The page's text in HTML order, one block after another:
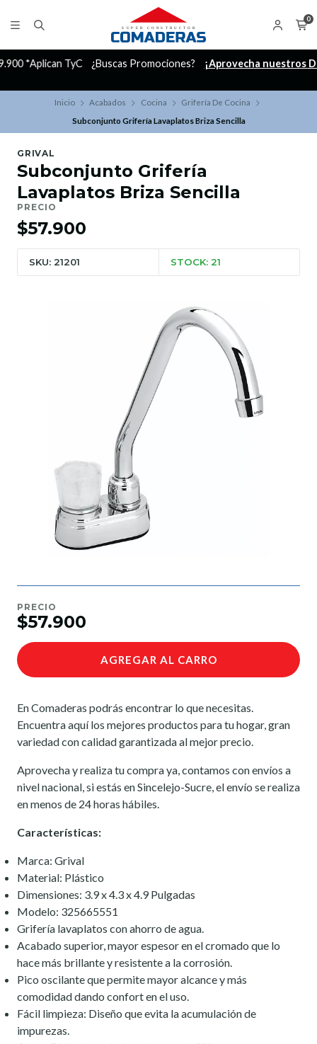
0
¿Buscas Promociones? ¡Aprovecha nuestros Descuentazos!
Inicio Acabados Cocina
Grifería De Cocina
Subconjunto Grifería Lavaplatos Briza Sencilla
GRIVAL
Subconjunto Grifería
Lavaplatos Briza Sencilla
PRECIO
$57.900
SKU: 21201 STOCK: 21
PRECIO
$57.900
AGREGAR AL CARRO
En Comaderas podrás encontrar lo que necesitas.
Encuentra aquí los mejores productos para tu hogar, gran
variedad con calidad garantizada al mejor precio.
Aprovecha y realiza tu compra ya, contamos con envíos a
nivel nacional, si estás en Sincelejo-Sucre, el envío se realiza
en menos de 24 horas hábiles.
Características:
Marca: Grival
Material: Plástico
Dimensiones: 3.9 x 4.3 x 4.9 Pulgadas
Modelo: 325665551
Grifería lavaplatos con ahorro de agua.
Acabado superior, mayor espesor en el cromado que lo
hace más brillante y resistente a la corrosión.
Pico oscilante que permite mayor alcance y más
comodidad dando confort en el uso.
Fácil limpieza: Diseño que evita la acumulación de
impurezas.